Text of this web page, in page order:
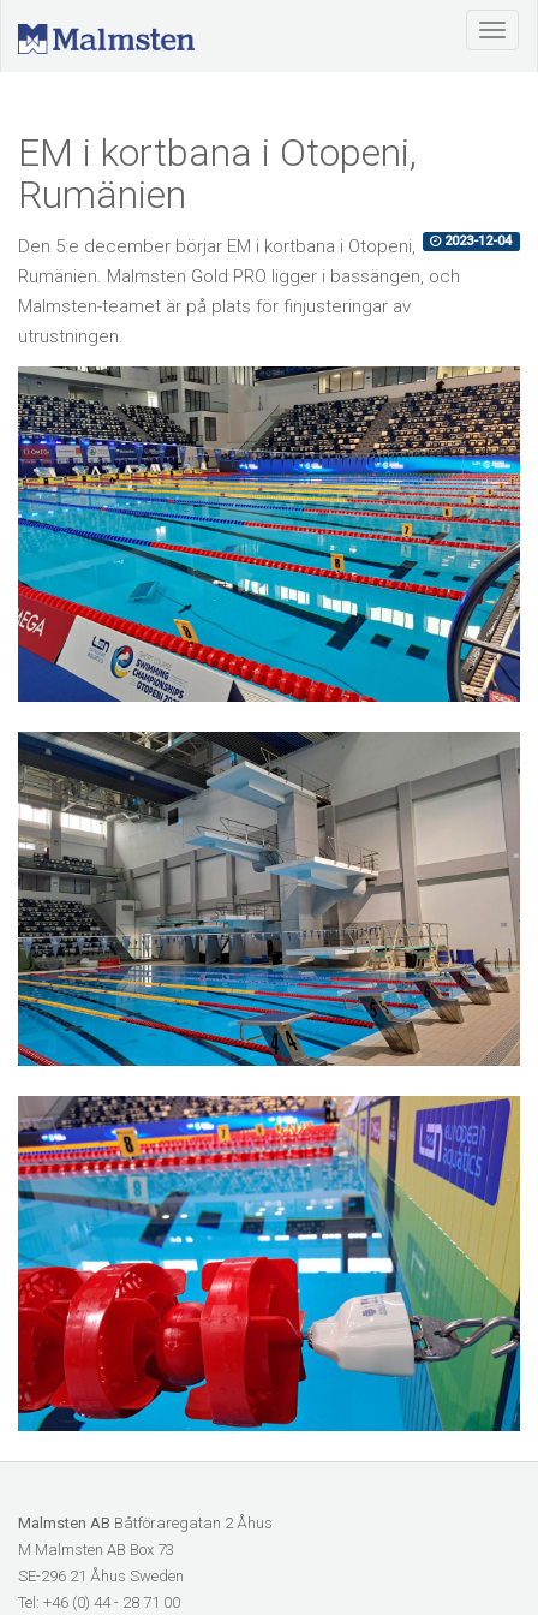
EM i kortbana i Otopeni,
Rumänien
2023-12-04
Den 5:e december börjar EM i kortbana i Otopeni,
Rumänien. Malmsten Gold PRO ligger i bassängen, och
Malmsten-teamet är på plats för finjusteringar av
utrustningen.
Malmsten AB Båtföraregatan 2 Åhus
M Malmsten AB Box 73
SE-296 21 Åhus Sweden
Tel: +46 (0) 44 - 28 71 00